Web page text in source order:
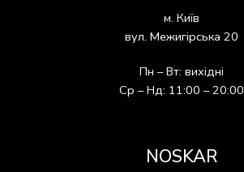
м. Київ
вул. Межигірська 20
Пн – Вт: вихідні
Ср – Нд: 11:00 – 20:00
NOSKAR